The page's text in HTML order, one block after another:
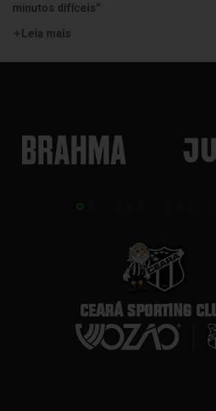
minutos difíceis”
Leia mais
CEARÁ SPORTING